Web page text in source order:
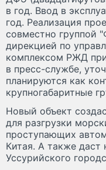
в год. Ввод в
год. Реализация
совместно группой
дирекцией по
комплексом РЖД
в пресс-службе,
планируются как
крупногабаритные
Новый объект
для разгрузки
проступающих
Китая. А также даст
Уссурийского